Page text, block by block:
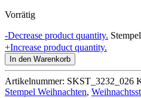
Vorrätig
-Decrease product quantity.
+Increase product quantity.
In den Warenkorb
Artikelnummer: SKST_3232_026
Stempel Weihnachten,